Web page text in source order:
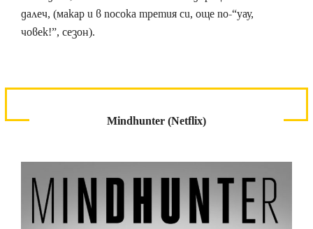
далеч, (макар и в посока третия си, още по-“уау,
човек!”, сезон).
Mindhunter (Netflix)